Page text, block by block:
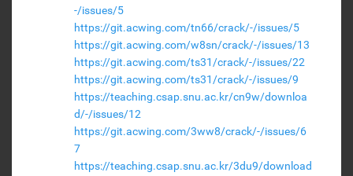
-/issues/5
https://git.acwing.com/tn66/crack/-/issues/5
https://git.acwing.com/w8sn/crack/-/issues/13
https://git.acwing.com/ts31/crack/-/issues/22
https://git.acwing.com/ts31/crack/-/issues/9
https://teaching.csap.snu.ac.kr/cn9w/downloa
d/-/issues/12
https://git.acwing.com/3ww8/crack/-/issues/6
7
https://teaching.csap.snu.ac.kr/3du9/download